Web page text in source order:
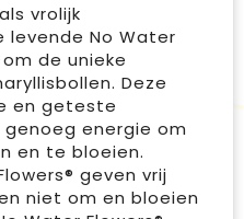
vrolijk
levende No Water
de unieke
Deze
en geteste
energie om
en te bloeien.
geven vrij
niet om en bloeien